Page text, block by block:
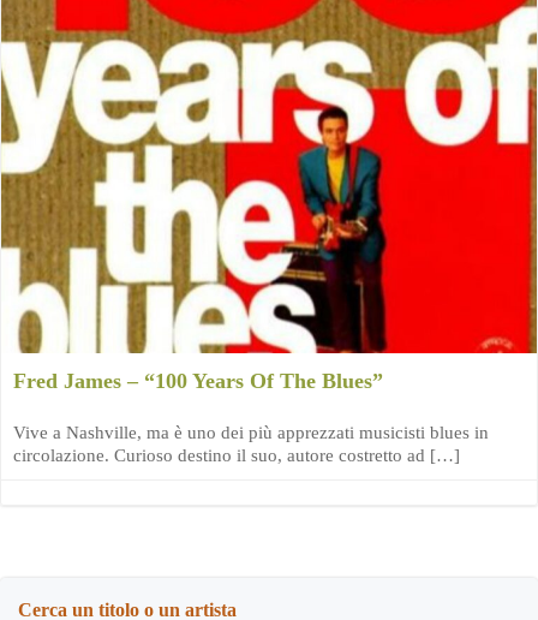
Fred James – “100 Years Of The Blues”
Vive a Nashville, ma è uno dei più apprezzati musicisti blues in
circolazione. Curioso destino il suo, autore costretto ad […]
Cerca un titolo o un artista